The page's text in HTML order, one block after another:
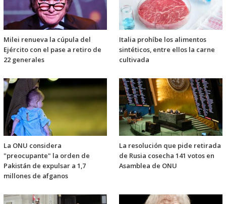
Milei renueva la cúpula del
Ejército con el pase a retiro de
22 generales
Italia prohíbe los alimentos
sintéticos, entre ellos la carne
cultivada
La ONU considera
"preocupante" la orden de
Pakistán de expulsar a 1,7
millones de afganos
La resolución que pide retirada
de Rusia cosecha 141 votos en
Asamblea de ONU